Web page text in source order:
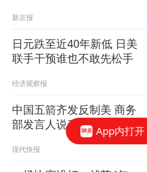
新京报
日元跌至近40年新低 日美
联手干预谁也不敢先松手
经济观察报
中国五箭齐发反制美 商务
部发言人说了句很有意思
现代快报
App内打开